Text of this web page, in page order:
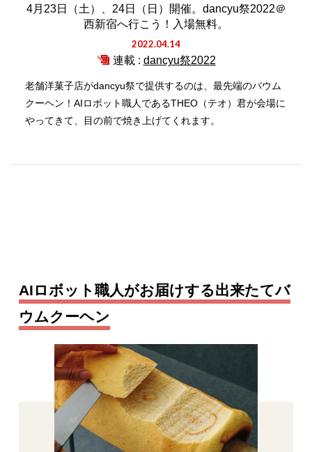
4月23日（土）、24日（日）開催。dancyu祭2022＠
西新宿へ行こう！入場無料。
2022.04.14
連載 : dancyu祭2022
老舗洋菓子店がdancyu祭で提供するのは、最先端のバウム
クーヘン！AIロボット職人であるTHEO（テオ）君が会場に
やってきて、目の前で焼き上げてくれます。
AIロボット職人がお届けする出来たてバ
ウムクーヘン